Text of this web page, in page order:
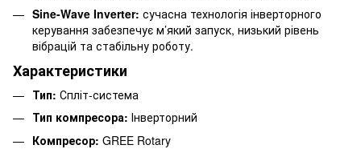
Sine-Wave Inverter: сучасна технологія інверторного
керування забезпечує м’який запуск, низький рівень
вібрацій та стабільну роботу.
Характеристики
Тип: Спліт-система
Тип компресора: Інверторний
Компресор: GREE Rotary